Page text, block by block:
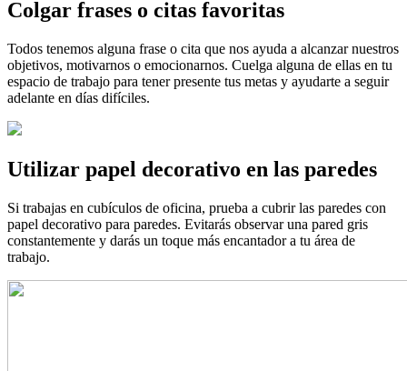
Colgar frases o citas favoritas
Todos tenemos alguna frase o cita que nos ayuda a alcanzar nuestros
objetivos, motivarnos o emocionarnos. Cuelga alguna de ellas en tu
espacio de trabajo para tener presente tus metas y ayudarte a seguir
adelante en días difíciles.
Utilizar papel decorativo en las paredes
Si trabajas en cubículos de oficina, prueba a cubrir las paredes con
papel decorativo para paredes. Evitarás observar una pared gris
constantemente y darás un toque más encantador a tu área de
trabajo.